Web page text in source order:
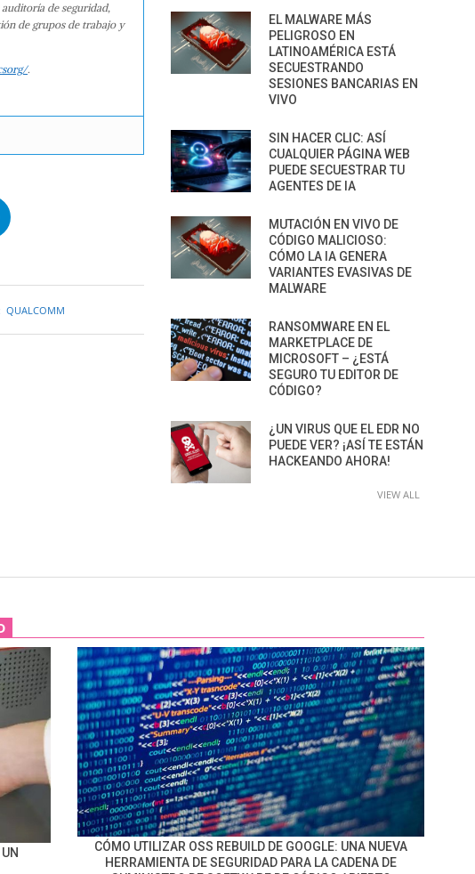
de seguridad,
de grupos de trabajo y
.
QUALCOMM
EL MALWARE MÁS
PELIGROSO EN
LATINOAMÉRICA ESTÁ
SECUESTRANDO
SESIONES BANCARIAS EN
VIVO
SIN HACER CLIC: ASÍ
CUALQUIER PÁGINA WEB
PUEDE SECUESTRAR TU
AGENTES DE IA
MUTACIÓN EN VIVO DE
CÓDIGO MALICIOSO:
CÓMO LA IA GENERA
VARIANTES EVASIVAS DE
MALWARE
RANSOMWARE EN EL
MARKETPLACE DE
MICROSOFT – ¿ESTÁ
SEGURO TU EDITOR DE
CÓDIGO?
¿UN VIRUS QUE EL EDR NO
PUEDE VER? ¡ASÍ TE ESTÁN
HACKEANDO AHORA!
VIEW ALL
CÓMO UTILIZAR OSS REBUILD DE GOOGLE: UNA NUEVA
HERRAMIENTA DE SEGURIDAD PARA LA CADENA DE